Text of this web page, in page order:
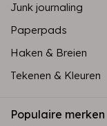
Junk journaling
Paperpads
Haken & Breien
Tekenen & Kleuren
Populaire merken